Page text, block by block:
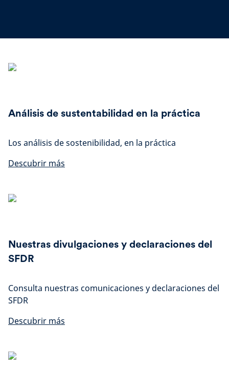
Análisis de sustentabilidad en la práctica
Los análisis de sostenibilidad, en la práctica
Descubrir más
Nuestras divulgaciones y declaraciones del
SFDR
Consulta nuestras comunicaciones y declaraciones del
SFDR
Descubrir más